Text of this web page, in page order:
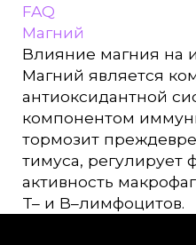
FAQ
Магний
Влияние магния на
Магний является
антиоксидантной
компонентом
тормозит
тимуса, регулирует
активность
T– и B–лимфоцитов.